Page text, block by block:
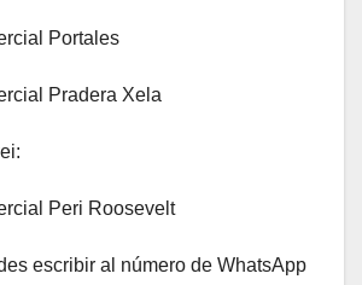
Portales
Pradera Xela
Peri Roosevelt
escribir al número de WhatsApp